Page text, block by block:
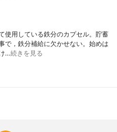
使用している鉄分のカプセル。貯蓄
で，鉄分補給に欠かせない。始めは
…続きを見る